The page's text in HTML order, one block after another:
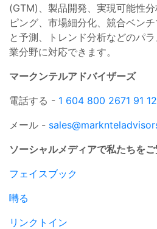
(GTM)、製品開発、実現可能性
ピング、市場細分化、競合ベン
と予測、トレンド分析などのパ
業分野に対応できます。
マークンテルアドバイザーズ
電話する - 1 604 800 2671 91
メール -
ソーシャルメディアで私たちを
フェイスブック
囀る
リンクトイン